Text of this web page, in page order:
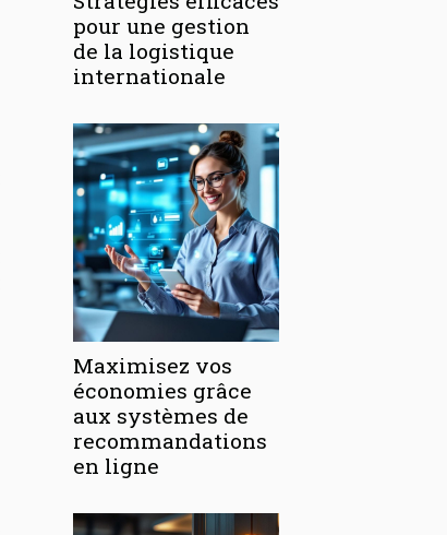
pour une gestion
de la logistique
internationale
Maximisez vos
économies grâce
aux systèmes de
recommandations
en ligne